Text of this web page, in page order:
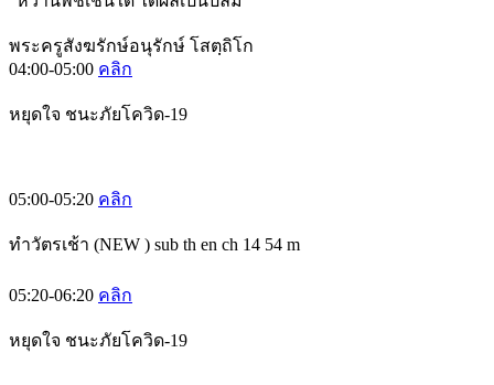
พระครูสังฆรักษ์อนุรักษ์ โสตฺถิโก
04:00-05:00 คลิก
หยุดใจ ชนะภัยโควิด-19
05:00-05:20 คลิก
ทำวัตรเช้า (NEW ) sub th en ch 14 54 m
05:20-06:20 คลิก
หยุดใจ ชนะภัยโควิด-19